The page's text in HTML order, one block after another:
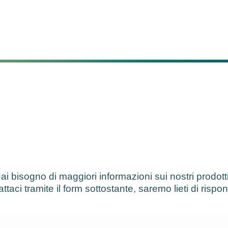
bisogno di maggiori informazioni sui nostri
tramite il form sottostante, saremo lieti di